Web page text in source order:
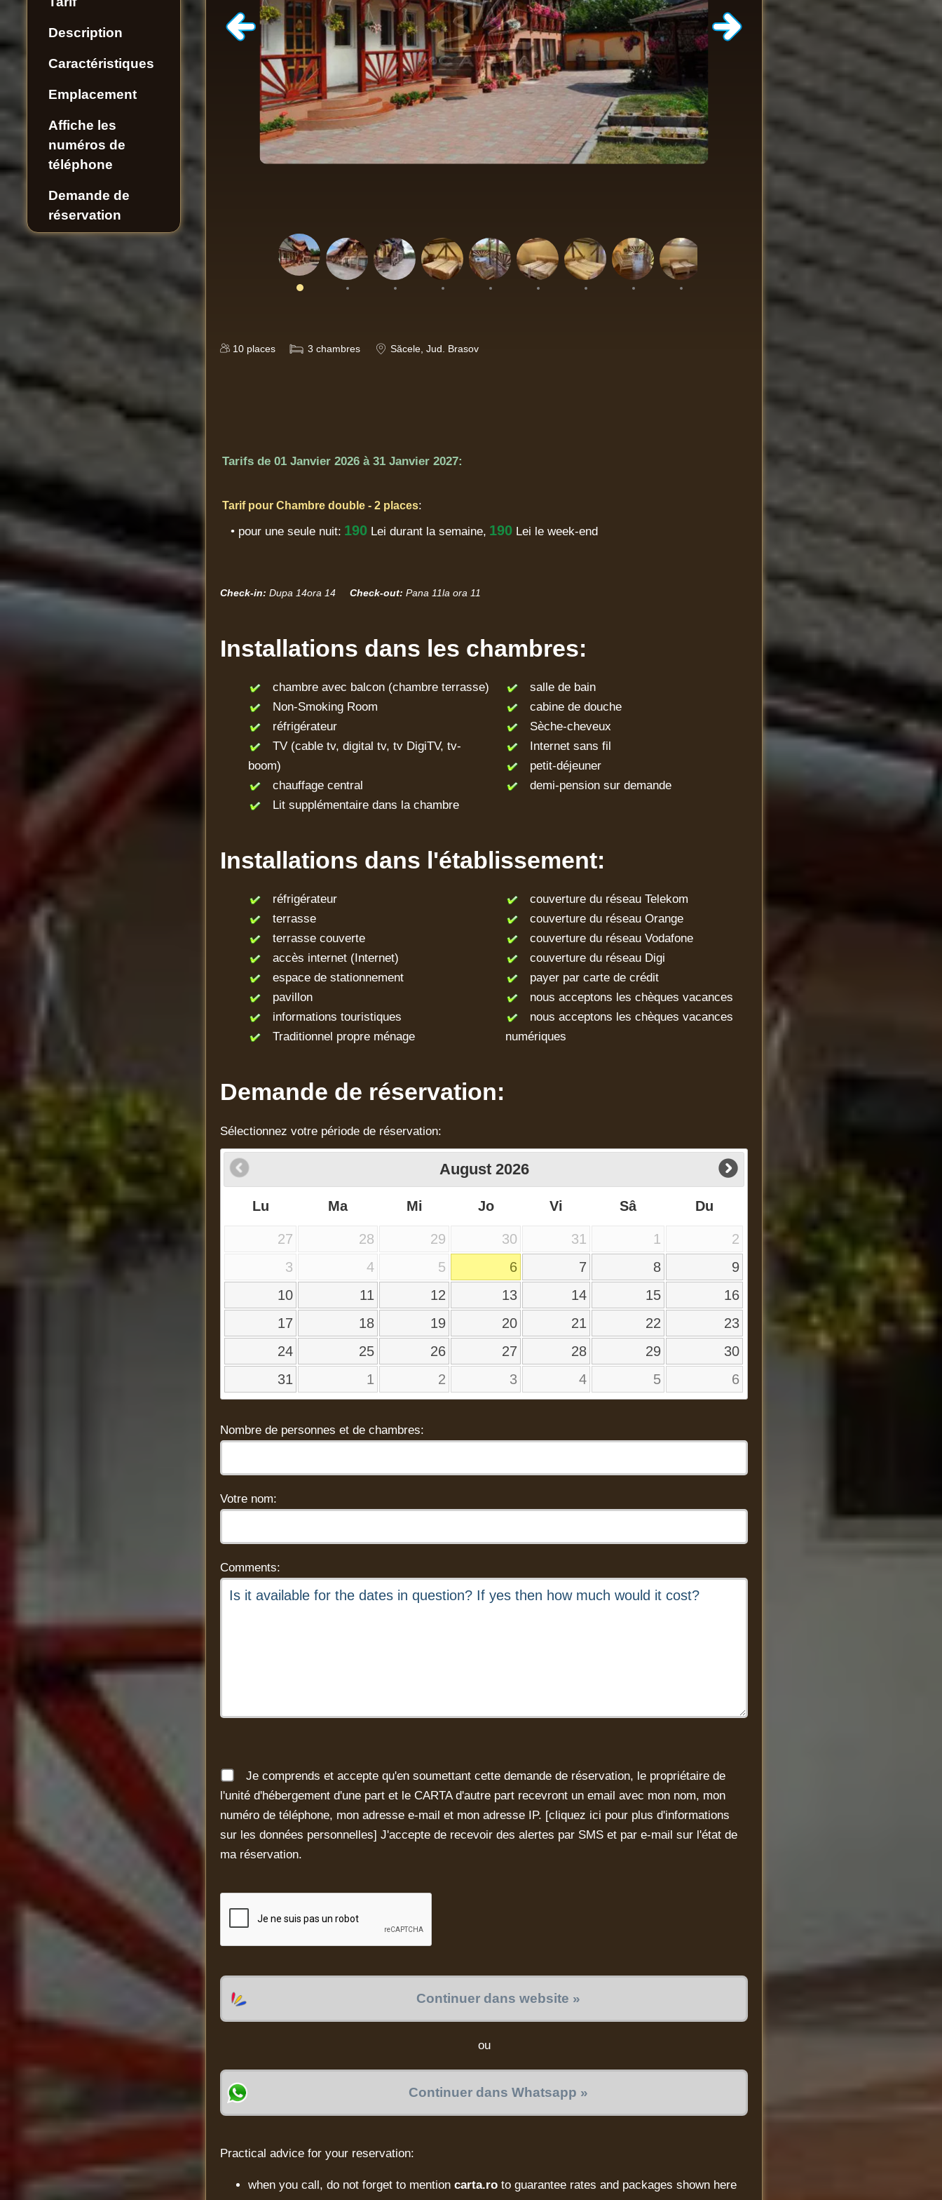
10 places 3 chambres Săcele , Jud. Brasov
Tarifs de 01 Janvier 2026 à 31 Janvier 2027:
Tarif pour Chambre double - 2 places:
• pour une seule nuit: 190 Lei durant la semaine, 190 Lei le week-end
Check-in: Dupa 14ora 14 Check-out: Pana 11la ora 11
Installations dans les chambres:
chambre avec balcon (chambre terrasse)
Non-Smoking Room
réfrigérateur
TV (cable tv, digital tv, tv DigiTV, tv-
boom)
chauffage central
Lit supplémentaire dans la chambre
salle de bain
cabine de douche
Sèche-cheveux
Internet sans fil
petit-déjeuner
demi-pension sur demande
Installations dans l'établissement:
réfrigérateur
terrasse
terrasse couverte
accès internet (Internet)
espace de stationnement
pavillon
informations touristiques
Traditionnel propre ménage
couverture du réseau Telekom
couverture du réseau Orange
couverture du réseau Vodafone
couverture du réseau Digi
payer par carte de crédit
nous acceptons les chèques vacances
nous acceptons les chèques vacances
numériques
Demande de réservation:
Sélectionnez votre période de réservation:
August 2026
Lu Ma Mi Jo Vi Sâ Du
27 28 29 30 31 1
2
3
4 5 6 7 8
9
10
11 12 13 14 15
16
17
18 19 20 21 22
23
24
25 26 27 28 29
30
31
1 2 3 4 5 6
Nombre de personnes et de chambres:
Votre nom:
Comments:
Je comprends et accepte qu'en soumettant cette demande de réservation, le propriétaire de
l'unité d'hébergement d'une part et le CARTA d'autre part recevront un email avec mon nom, mon
numéro de téléphone, mon adresse e-mail et mon adresse IP. [cliquez ici pour plus d'informations
sur les données personnelles] J'accepte de recevoir des alertes par SMS et par e-mail sur l'état de
ma réservation.
Continuer dans website »
ou
Continuer dans Whatsapp »
Practical advice for your reservation:
when you call, do not forget to mention carta.ro to guarantee rates and packages shown here
Description
Caractéristiques
Emplacement
Affiche les
numéros de
téléphone
Demande de
réservation